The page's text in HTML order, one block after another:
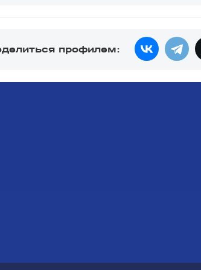
профилем: